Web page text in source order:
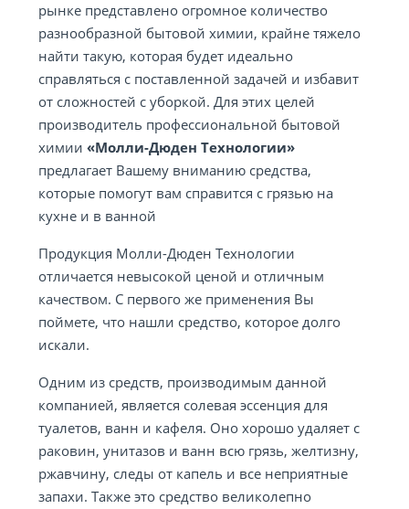
рынке представлено огромное количество
разнообразной бытовой химии, крайне тяжело
найти такую, которая будет идеально
справляться с поставленной задачей и избавит
от сложностей с уборкой. Для этих целей
производитель профессиональной бытовой
химии «Молли-Дюден Технологии»
предлагает Вашему вниманию средства,
которые помогут вам справится с грязью на
кухне и в ванной
Продукция Молли-Дюден Технологии
отличается невысокой ценой и отличным
качеством. С первого же применения Вы
поймете, что нашли средство, которое долго
искали.
Одним из средств, производимым данной
компанией, является солевая эссенция для
туалетов, ванн и кафеля. Оно хорошо удаляет с
раковин, унитазов и ванн всю грязь, желтизну,
ржавчину, следы от капель и все неприятные
запахи. Также это средство великолепно